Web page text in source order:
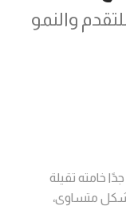
والنمو
خامته تقيلة
بشكل متساوي،